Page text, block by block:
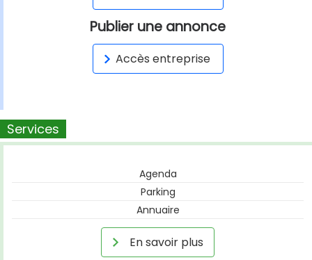
Publier une annonce
Accès entreprise
Services
Agenda
Parking
Annuaire
En savoir plus